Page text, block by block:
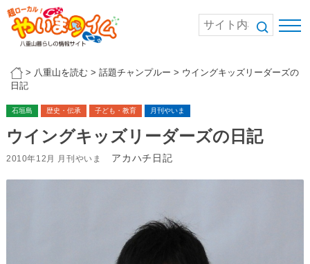
> 八重山を読む > 話題チャンプルー > ウイングキッズリーダーズの
日記
石垣島 歴史・伝承 子ども・教育 月刊やいま
ウイングキッズリーダーズの日記
2010年12月 月刊やいま アカハチ日記